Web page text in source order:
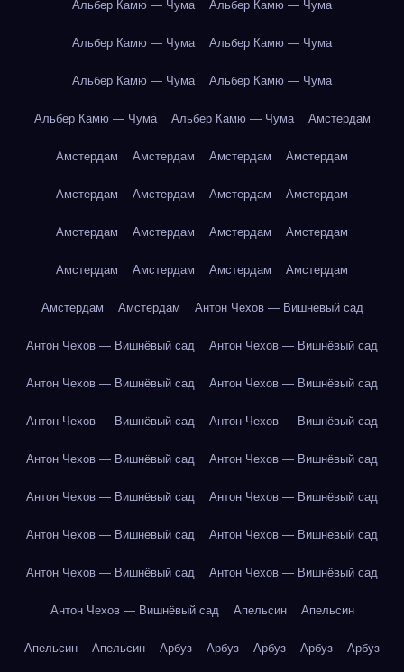
Альбер Камю — Чума Альбер Камю — Чума
Альбер Камю — Чума Альбер Камю — Чума
Альбер Камю — Чума Альбер Камю — Чума
Альбер Камю — Чума Альбер Камю — Чума Амстердам
Амстердам Амстердам Амстердам Амстердам
Амстердам Амстердам Амстердам Амстердам
Амстердам Амстердам Амстердам Амстердам
Амстердам Амстердам Амстердам Амстердам
Амстердам Амстердам Антон Чехов — Вишнёвый сад
Антон Чехов — Вишнёвый сад Антон Чехов — Вишнёвый сад
Антон Чехов — Вишнёвый сад Антон Чехов — Вишнёвый сад
Антон Чехов — Вишнёвый сад Антон Чехов — Вишнёвый сад
Антон Чехов — Вишнёвый сад Антон Чехов — Вишнёвый сад
Антон Чехов — Вишнёвый сад Антон Чехов — Вишнёвый сад
Антон Чехов — Вишнёвый сад Антон Чехов — Вишнёвый сад
Антон Чехов — Вишнёвый сад Антон Чехов — Вишнёвый сад
Антон Чехов — Вишнёвый сад Апельсин Апельсин
Апельсин Апельсин Арбуз Арбуз Арбуз Арбуз Арбуз